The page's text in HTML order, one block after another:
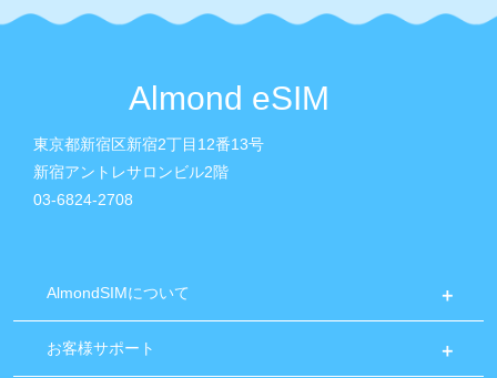
Almond eSIM
東京都新宿区新宿2丁目12番13号
新宿アントレサロンビル2階
03-6824-2708
AlmondSIMについて
お客様サポート